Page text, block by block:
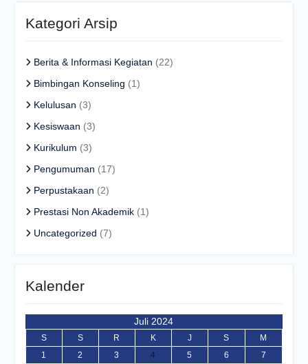
Kategori Arsip
Berita & Informasi Kegiatan (22)
Bimbingan Konseling (1)
Kelulusan (3)
Kesiswaan (3)
Kurikulum (3)
Pengumuman (17)
Perpustakaan (2)
Prestasi Non Akademik(1)
Uncategorized (7)
Kalender
Juli 2024
S S R K J S
M
1
2 3 4 5 6
7